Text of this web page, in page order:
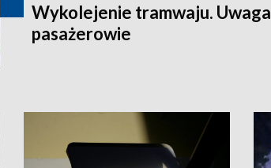
Wykolejenie tramwaju. Uwaga
pasażerowie